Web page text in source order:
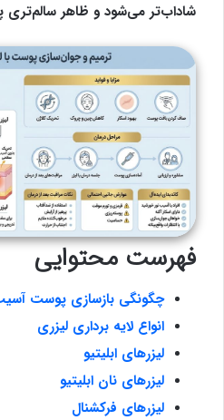
شاداب‌تر می‌شود و ظاهر سالم‌تری
فهرست محتوایی
چگونگی بازسازی پوست
انواع لایه برداری لیزری
لیزرهای ابلیتیو
لیزرهای نان ابلیتیو
لیزرهای فرکشنال